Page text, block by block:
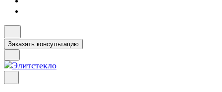
Заказать консультацию